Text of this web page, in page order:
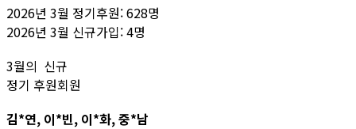
2026년 3월 정기후원: 628명
2026년 3월 신규가입: 4명
3월의 신규
정기 후원회원
김*연, 이*빈, 이*화, 중*남